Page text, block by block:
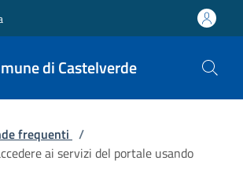
di Castelverde
pane
frequenti /
ai servizi del portale usando